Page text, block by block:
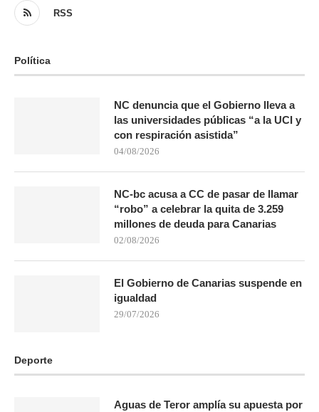
RSS
Política
NC denuncia que el Gobierno lleva a
las universidades públicas “a la UCI y
con respiración asistida”
04/08/2026
NC-bc acusa a CC de pasar de llamar
“robo” a celebrar la quita de 3.259
millones de deuda para Canarias
02/08/2026
El Gobierno de Canarias suspende en
igualdad
29/07/2026
Deporte
Aguas de Teror amplía su apuesta por